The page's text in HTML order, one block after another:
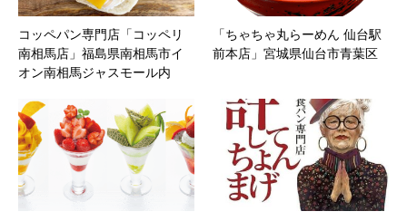
コッペパン専門店「コッペリ
南相馬店」福島県南相馬市イ
オン南相馬ジャスモール内
「ちゃちゃ丸らーめん 仙台駅
前本店」宮城県仙台市青葉区